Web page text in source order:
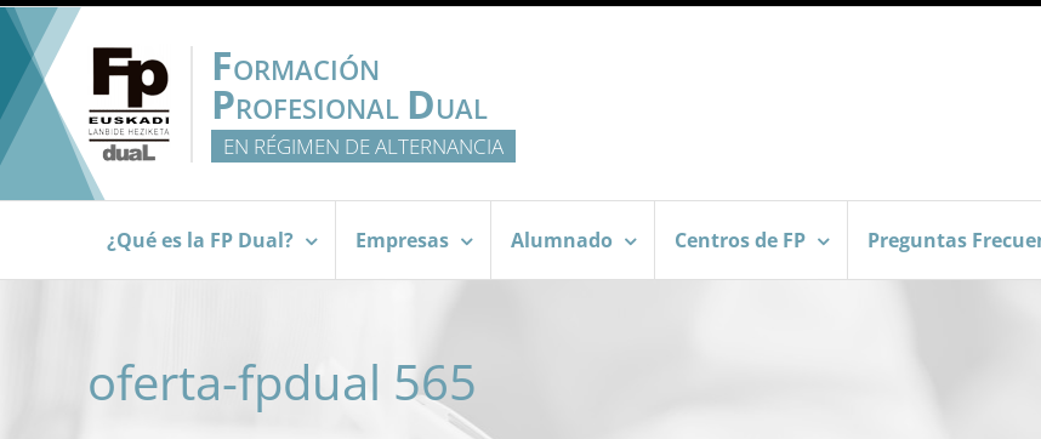
Saltar
contenido
FORMACIÓN
PROFESIONAL DUAL
EN RÉGIMEN DE ALTERNANCIA
¿Qué es la FP Dual? Empresas Alumnado Centros de FP Preguntas
oferta-fpdual 565